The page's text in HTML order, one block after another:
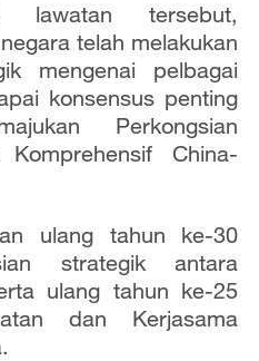
lawatan tersebut,
telah melakukan
mengenai pelbagai
konsensus penting
Perkongsian
China-
ulang tahun ke-30
strategik antara
ulang tahun ke-25
dan Kerjasama